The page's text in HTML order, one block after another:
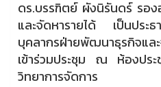
ดร.บรรฑิตย์ ผังนิรันดร์ รอ
และจัดหารายได้ เป็นประ
บุคลากรฝ่ายพัฒนาธุรกิจแ
เข้าร่วมประชุม ณ ห้องปร
วิทยาการจัดการ